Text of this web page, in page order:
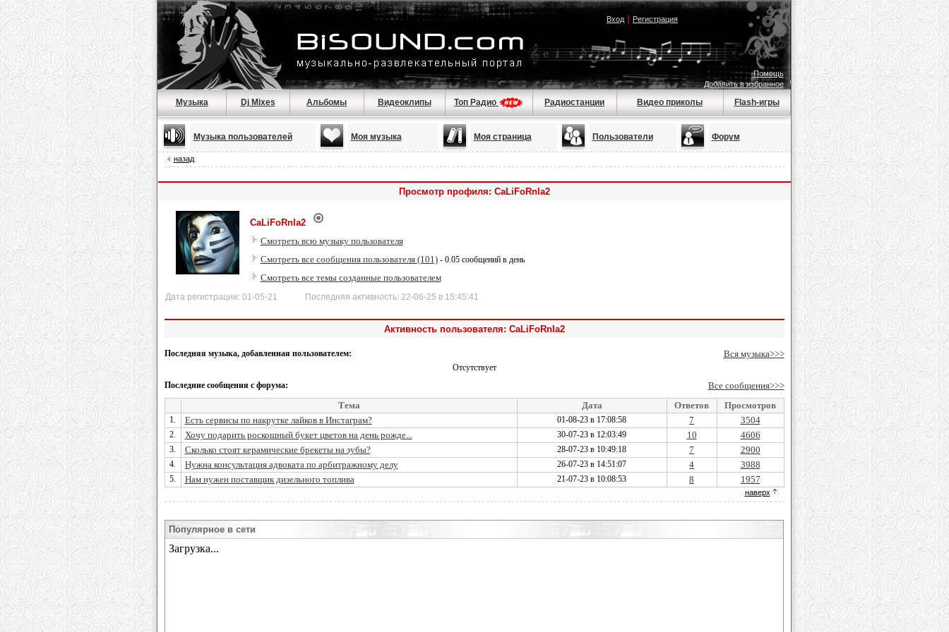
Вход| Регистрация
Помощь
Добавить в избранное
Музыка Dj Mixes Альбомы Видеоклипы Топ Радио Радиостанции Видео приколы Flash-игры
Музыка пользователей Моя музыка Моя страница Пользователи Форум
назад
Просмотр профиля: CaLiFoRnIa2
CaLiFoRnIa2
Смотреть всю музыку пользователя
Смотреть все сообщения пользователя (101)- 0.05 сообщений в день
Смотреть все темы созданные пользователем
Дата регистрации: 01-05-21 Последняя активность: 22-06-25 в 15:45:41
Активность пользователя: CaLiFoRnIa2
Последняя музыка, добавленная пользователем: Вся музыка>>>
Отсутствует
Последние сообщения с форума:
Все сообщения>>>
Тема
Дата Ответов Просмотров
1. Есть сервисы по накрутке лайков в Инстаграм? 01-08-23 в 17:08:58 7 3504
2. Хочу подарить роскошный букет цветов на день рожде... 30-07-23 в 12:03:49 10 4606
3. Сколько стоят керамические брекеты на зубы? 28-07-23 в 10:49:18 7 2900
4. Нужна консультация адвоката по арбитражному делу 26-07-23 в 14:51:07 4 3988
5. Нам нужен поставщик дизельного топлива 21-07-23 в 10:08:53 8 1957
наверх
Популярное в сети